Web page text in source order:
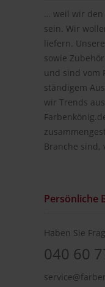
… weil wir den
sein. Wir
liefern.
sowie
und sind vom
ständigem
wir Trends
Branche sind,
Persönliche
Haben Sie
040 60